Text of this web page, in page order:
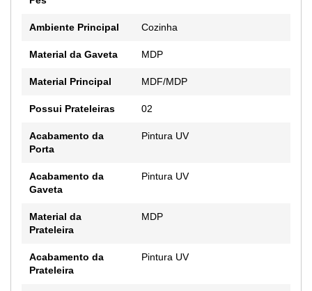
Ambiente Principal Cozinha
Material da Gaveta MDP
Material Principal MDF/MDP
Possui Prateleiras 02
Acabamento da
Porta
Pintura UV
Acabamento da
Gaveta
Pintura UV
Material da
Prateleira
MDP
Acabamento da
Prateleira
Pintura UV